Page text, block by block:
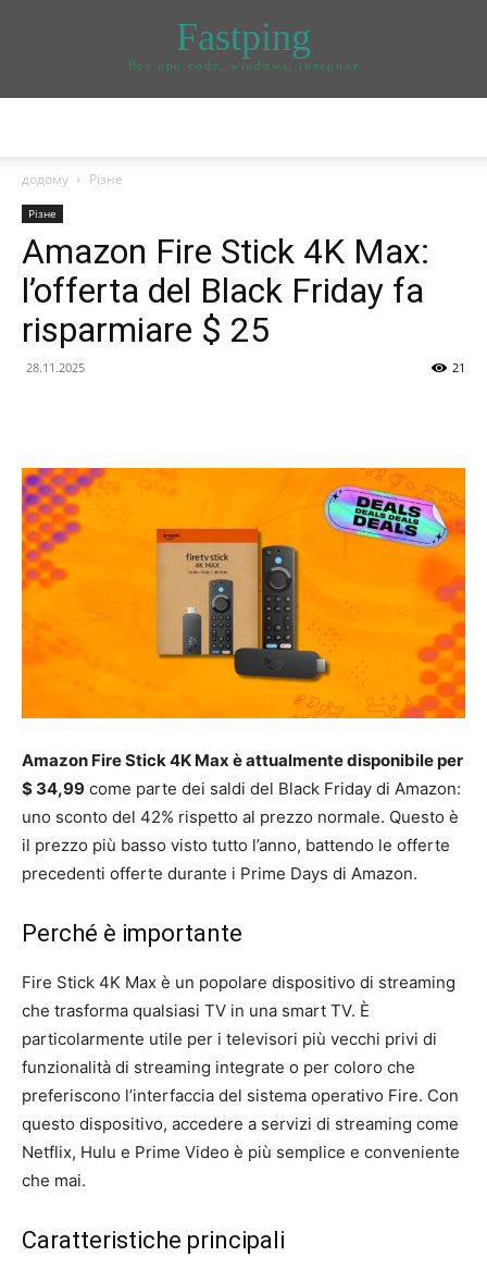
Fastping
Все про софт, windows, інтернет
додому Різне
Різне
Amazon Fire Stick 4K Max:
l’offerta del Black Friday fa
risparmiare $ 25
28.11.2025 21
Amazon Fire Stick 4K Max è attualmente disponibile per
$ 34,99 come parte dei saldi del Black Friday di Amazon:
uno sconto del 42% rispetto al prezzo normale. Questo è
il prezzo più basso visto tutto l’anno, battendo le offerte
precedenti offerte durante i Prime Days di Amazon.
Perché è importante
Fire Stick 4K Max è un popolare dispositivo di streaming
che trasforma qualsiasi TV in una smart TV. È
particolarmente utile per i televisori più vecchi privi di
funzionalità di streaming integrate o per coloro che
preferiscono l’interfaccia del sistema operativo Fire. Con
questo dispositivo, accedere a servizi di streaming come
Netflix, Hulu e Prime Video è più semplice e conveniente
che mai.
Caratteristiche principali